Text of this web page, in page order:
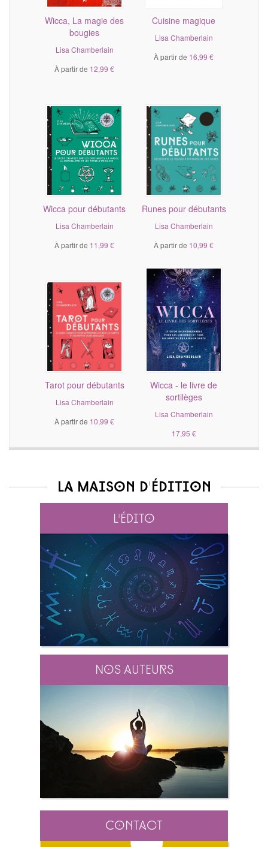
Wicca, La magie des
bougies
Lisa Chamberlain
À partir de 12,99 €
Cuisine magique
Lisa Chamberlain
À partir de 16,99 €
Wicca pour débutants
Lisa Chamberlain
À partir de 11,99 €
Runes pour débutants
Lisa Chamberlain
À partir de 10,99 €
Tarot pour débutants
Lisa Chamberlain
À partir de 10,99 €
Wicca - le livre de
sortilèges
Lisa Chamberlain
17,95 €
La maison d'édition
L'édito
Nos auteurs
Contact